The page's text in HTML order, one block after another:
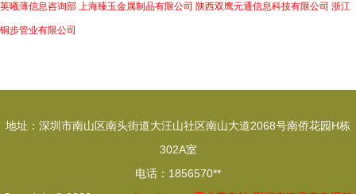
英曦薄信息咨询部 上海臻玉金属制品有限公司 陕西双鹰元通信息科技有限公司 浙江
铜步管业有限公司
地址：深圳市南山区南头街道大汪山社区南山大道2068号南侨花园H栋
302A室
电话：1856570**